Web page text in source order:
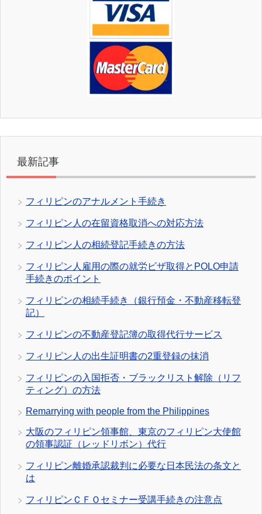
最新記事
フィリピンのアナルメント手続き
フィリピン人の在留資格取消への対応方法
フィリピン人の相続登記手続きの方法
フィリピン人雇用の際の就労ビザ取得とPOLO申請
手続きのポイント
フィリピンの相続手続き（銀行預金・不動産移転登
記）
フィリピンの不動産登記簿の取得代行サービス
フィリピン人の出生証明書の2重登録の抹消
フィリピンの入国拒否・ブラックリスト解除（リフ
ティング）の方法
Remarrying with people from the Philippines
大阪のフィリピン領事館、東京のフィリピン大使館
の領事認証（レッドリボン）代行
フィリピン離婚承認裁判に必要な日本民法の条文と
は
フィリピンＣＦＯセミナー受講手続きの注意点